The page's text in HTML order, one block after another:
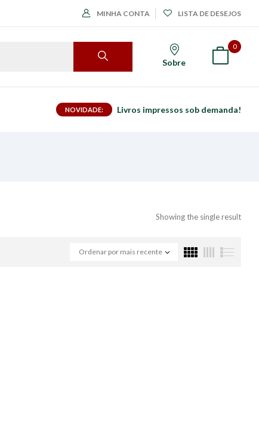
MINHA CONTA LISTA DE DESEJOS
Sobre
0
NOVIDADE: Livros impressos sob demanda!
Showing the single result
Ordenar por mais recente